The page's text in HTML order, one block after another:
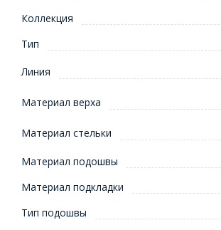
Коллекция
Тип
Линия
Материал верха
Материал стельки
Материал подошвы
Материал подкладки
Тип подошвы